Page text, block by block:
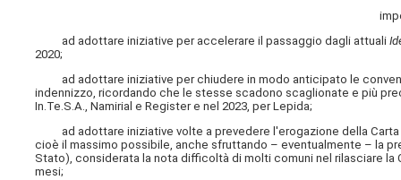
ad adottare iniziative per accelerare il passaggio dagli attuali
2020;
ad adottare iniziative per chiudere in modo anticipato le
indennizzo, ricordando che le stesse scadono scaglionate e più
In.Te.S.A., Namirial e Register e nel 2023, per Lepida;
ad adottare iniziative volte a prevedere l'erogazione della Carta
cioè il massimo possibile, anche sfruttando – eventualmente – la
Stato), considerata la nota difficoltà di molti comuni nel rilasciare
mesi;